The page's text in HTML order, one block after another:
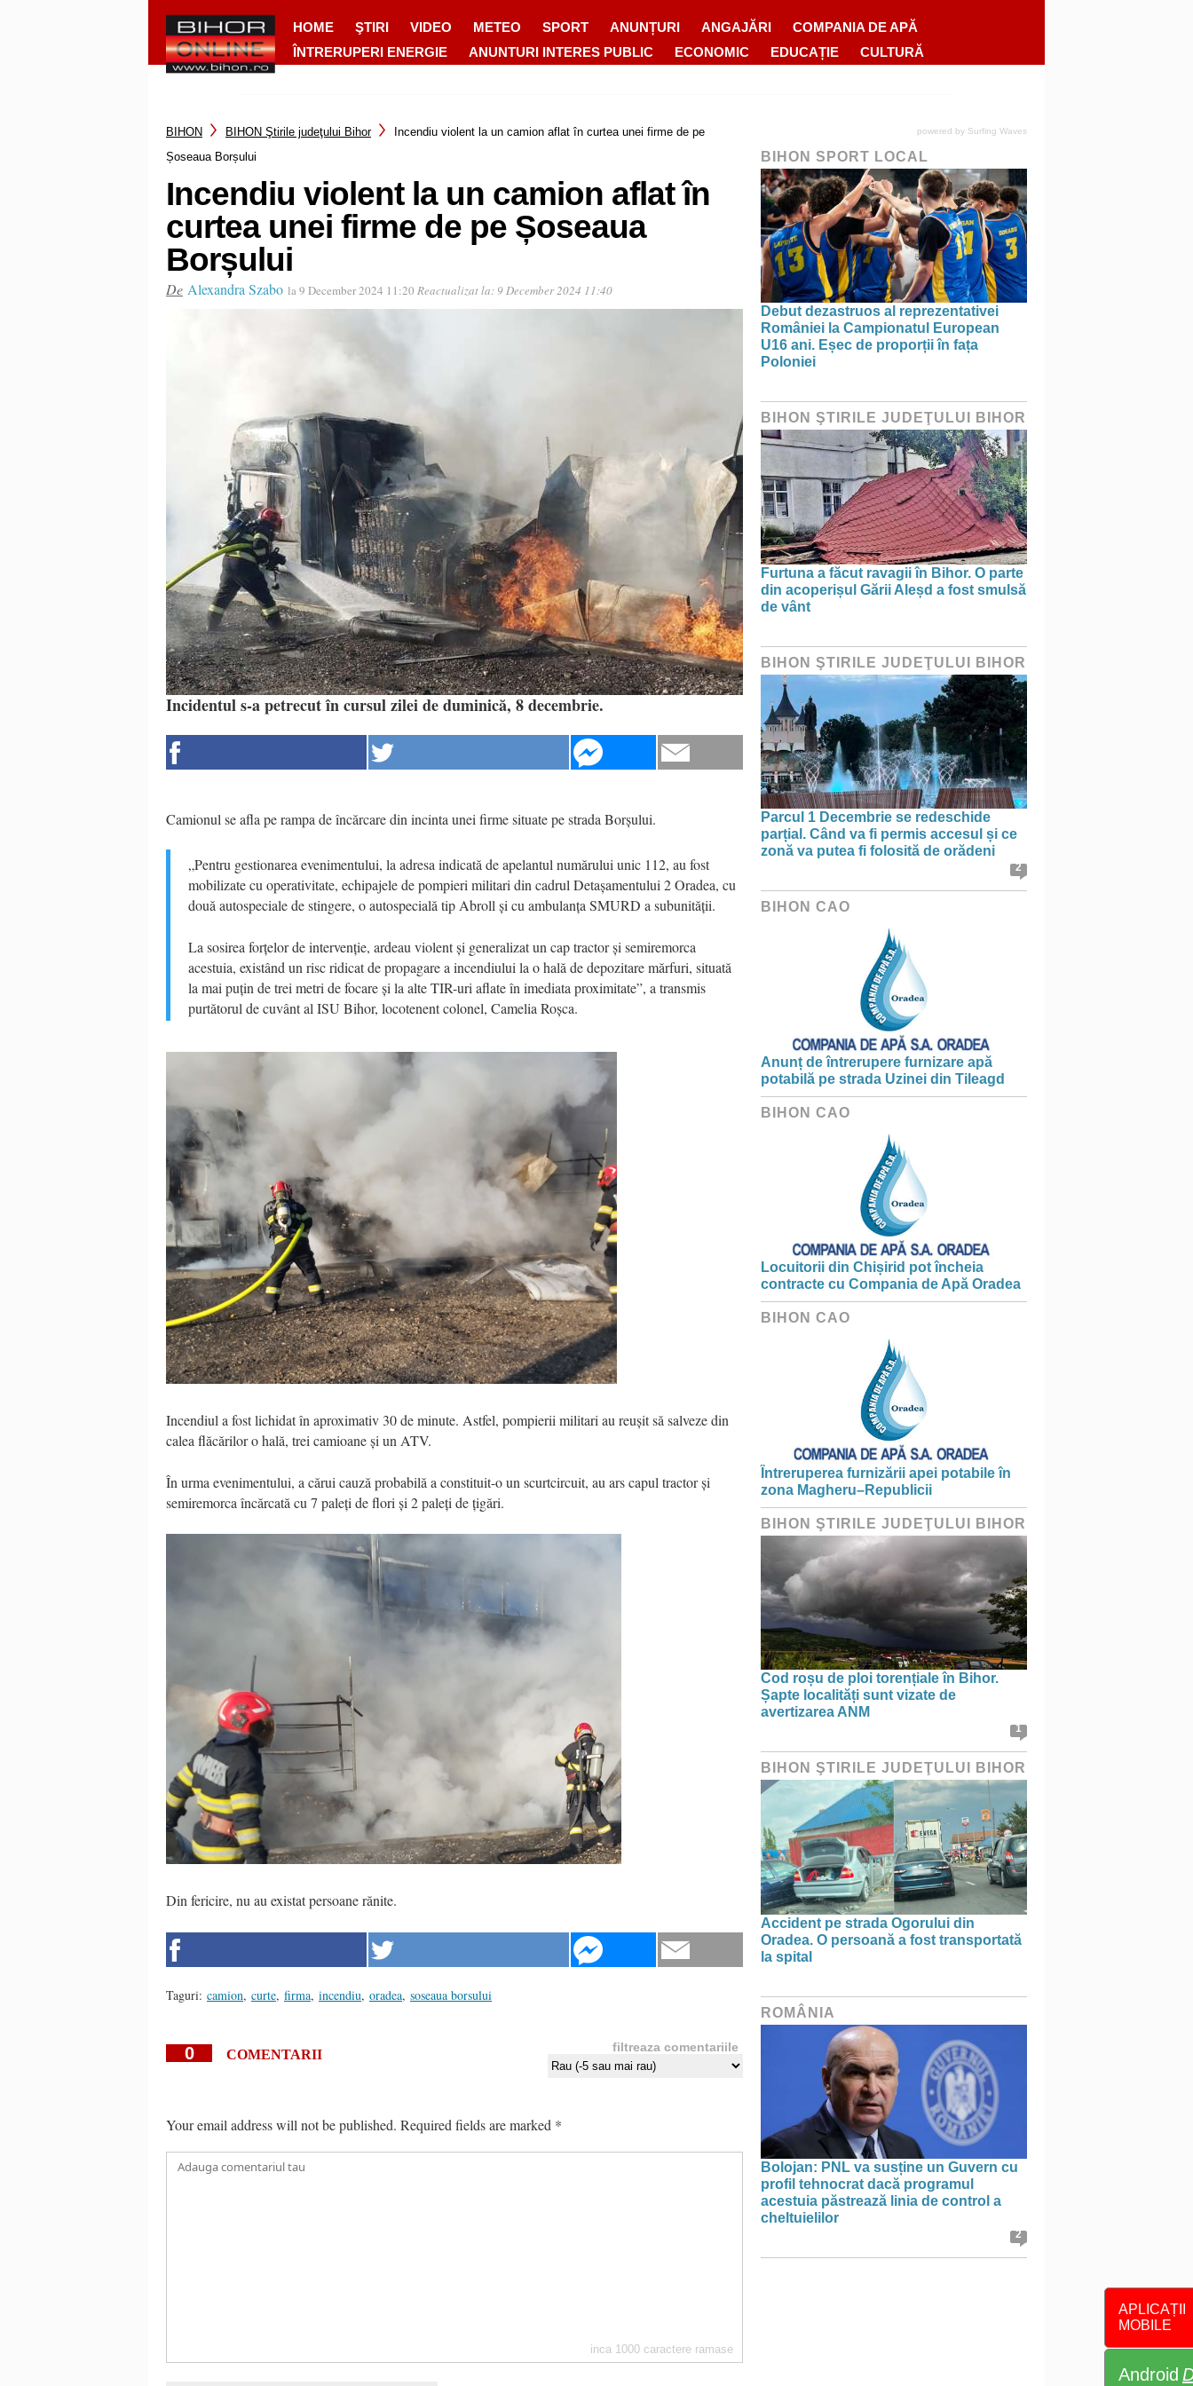
HOME ŞTIRI VIDEO METEO SPORT ANUNȚURI ANGAJĂRI
COMPANIA DE APĂ
ÎNTRERUPERI ENERGIE
ANUNTURI INTERES PUBLIC ECONOMIC EDUCAȚIE CULTURĂ
APLICAȚII
MOBILE
Android
BIHON BIHON Ştirile judeţului Bihor
Incendiu violent la un camion aflat în curtea unei firme de pe
Șoseaua Borșului
Incendiu violent la un camion aflat în
curtea unei firme de pe Șoseaua
Borșului
De Alexandra Szabo la 9 December 2024 11:20 Reactualizat la: 9 December 2024 11:40
Incidentul s-a petrecut în cursul zilei de duminică, 8 decembrie.
Camionul se afla pe rampa de încărcare din incinta unei firme situate pe strada Borșului.
„Pentru gestionarea evenimentului, la adresa indicată de apelantul numărului unic 112, au fost
mobilizate cu operativitate, echipajele de pompieri militari din cadrul Detașamentului 2 Oradea, cu
două autospeciale de stingere, o autospecială tip Abroll și cu ambulanța SMURD a subunității.
La sosirea forțelor de intervenție, ardeau violent și generalizat un cap tractor și semiremorca
acestuia, existând un risc ridicat de propagare a incendiului la o hală de depozitare mărfuri, situată
la mai puțin de trei metri de focare și la alte TIR-uri aflate în imediata proximitate”, a transmis
purtătorul de cuvânt al ISU Bihor, locotenent colonel, Camelia Roșca.
Incendiul a fost lichidat în aproximativ 30 de minute. Astfel, pompierii militari au reușit să salveze din
calea flăcărilor o hală, trei camioane și un ATV.
În urma evenimentului, a cărui cauză probabilă a constituit-o un scurtcircuit, au ars capul tractor și
semiremorca încărcată cu 7 paleți de flori și 2 paleți de țigări.
Din fericire, nu au existat persoane rănite.
Taguri: camion, curte, firma, incendiu, oradea, soseaua borsului
0 COMENTARII filtreaza comentariile
Your email address will not be published. Required fields are marked *
inca 1000 caractere ramase
powered by Surfing Waves
BIHON SPORT LOCAL
Debut dezastruos al reprezentativei
României la Campionatul European
U16 ani. Eșec de proporții în fața
Poloniei
BIHON ŞTIRILE JUDEŢULUI BIHOR
Furtuna a făcut ravagii în Bihor. O parte
din acoperișul Gării Aleșd a fost smulsă
de vânt
BIHON ŞTIRILE JUDEŢULUI BIHOR
Parcul 1 Decembrie se redeschide
parțial. Când va fi permis accesul și ce
zonă va putea fi folosită de orădeni
2
BIHON CAO
Anunț de întrerupere furnizare apă
potabilă pe strada Uzinei din Tileagd
BIHON CAO
Locuitorii din Chișirid pot încheia
contracte cu Compania de Apă Oradea
BIHON CAO
Întreruperea furnizării apei potabile în
zona Magheru–Republicii
BIHON ŞTIRILE JUDEŢULUI BIHOR
Cod roșu de ploi torențiale în Bihor.
Șapte localități sunt vizate de
avertizarea ANM
1
BIHON ŞTIRILE JUDEŢULUI BIHOR
Accident pe strada Ogorului din
Oradea. O persoană a fost transportată
la spital
ROMÂNIA
Bolojan: PNL va susține un Guvern cu
profil tehnocrat dacă programul
acestuia păstrează linia de control a
cheltuielilor
2